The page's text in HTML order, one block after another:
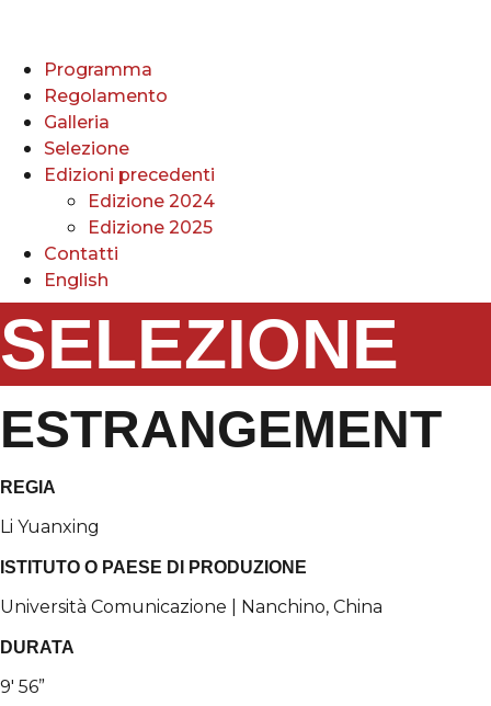
Programma
Regolamento
Galleria
Selezione
Edizioni precedenti
Edizione 2024
Edizione 2025
Contatti
English
SELEZIONE
ESTRANGEMENT
REGIA
Li Yuanxing
ISTITUTO O PAESE DI PRODUZIONE
Università Comunicazione | Nanchino, China
DURATA
9′ 56”